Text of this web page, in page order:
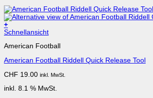
+
Schnellansicht
American Football
American Football Riddell Quick Release Tool
CHF 19.00 inkl. MwSt.
inkl. 8.1 % MwSt.